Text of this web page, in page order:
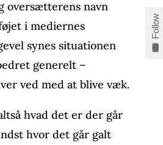
oversætterens navn
i mediernes
synes situationen
generelt –
ved med at blive væk.
hvad det er der går
hvor det går galt
Follow